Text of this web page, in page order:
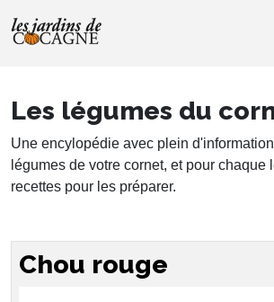
Les légumes du
Une encylopédie avec plein
légumes de votre cornet, et pour chaque
recettes pour les préparer.
Chou rouge